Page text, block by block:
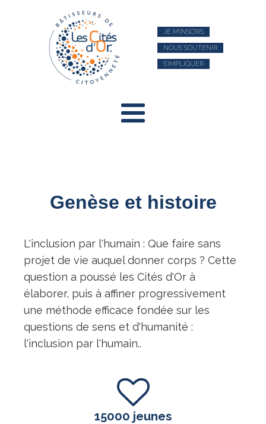
JE M’INSCRIS
NOUS SOUTENIR
S’IMPLIQUER
Genèse et histoire
L'inclusion par l'humain : Que faire sans
projet de vie auquel donner corps ? Cette
question a poussé les Cités d'Or à
élaborer, puis à affiner progressivement
une méthode efficace fondée sur les
questions de sens et d'humanité :
l'inclusion par l'humain..
15000 jeunes